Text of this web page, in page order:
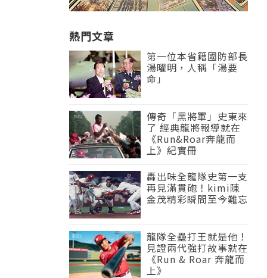
熱門文章
第一位本省籍國防部長
湯曜明，人稱「湯要
命」
傳奇「黑將軍」史東來
了 經典龍將報導就在
《Run&Roar奔龍而
上》紀實冊
轟出味全龍隊史第一支
再見滿貫砲！kimi陳
金茂精彩瞬間至今難忘
龍隊全壘打王就是他！
見證兩代強打故事就在
《Run & Roar 奔龍而
上》